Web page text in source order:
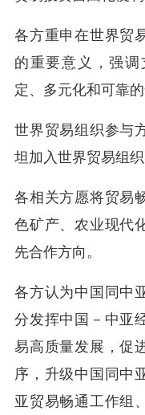
各方重申在世界贸
的重要意义，强
定、多元化和可靠
世界贸易组织参与
坦加入世界贸易组织
各相关方愿将贸易
色矿产、农业现代
先合作方向。
各方认为中国同中
分发挥中国－中亚
易高质量发展，促
序，升级中国同中
亚贸易畅通工作组